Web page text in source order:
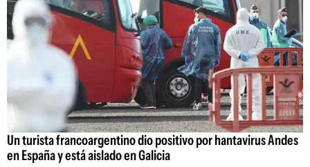
Un turista francoargentino dio positivo por hantavirus Andes
en España y está aislado en Galicia